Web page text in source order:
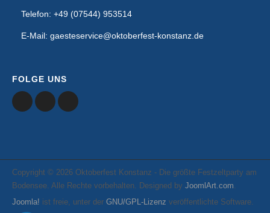
Telefon: +49 (07544) 953514
E-Mail: gaesteservice@oktoberfest-konstanz.de
FOLGE UNS
Copyright © 2026 Oktoberfest Konstanz - Die größte Festzeltparty am
Bodensee. Alle Rechte vorbehalten. Designed by JoomlArt.com.
Joomla! ist freie, unter der GNU/GPL-Lizenz veröffentlichte Software.